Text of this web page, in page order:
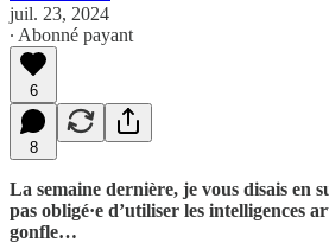
juil. 23, 2024
∙ Abonné payant
6
8
La semaine dernière, je vous disais en
pas obligé·e d’utiliser les intelligences
gonfle…